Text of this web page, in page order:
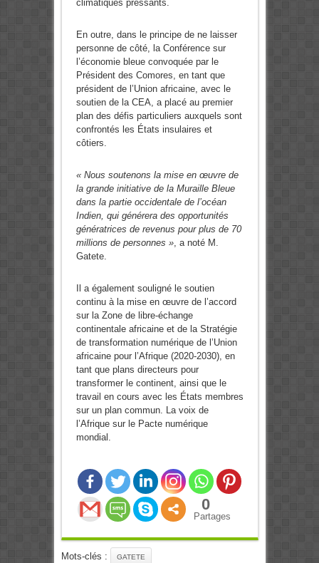
climatiques pressants.
En outre, dans le principe de ne laisser
personne de côté, la Conférence sur
l’économie bleue convoquée par le
Président des Comores, en tant que
président de l’Union africaine, avec le
soutien de la CEA, a placé au premier
plan des défis particuliers auxquels sont
confrontés les États insulaires et
côtiers.
« Nous soutenons la mise en œuvre de
la grande initiative de la Muraille Bleue
dans la partie occidentale de l’océan
Indien, qui générera des opportunités
génératrices de revenus pour plus de 70
millions de personnes », a noté M.
Gatete.
Il a également souligné le soutien
continu à la mise en œuvre de l’accord
sur la Zone de libre-échange
continentale africaine et de la Stratégie
de transformation numérique de l’Union
africaine pour l’Afrique (2020-2030), en
tant que plans directeurs pour
transformer le continent, ainsi que le
travail en cours avec les États membres
sur un plan commun. La voix de
l’Afrique sur le Pacte numérique
mondial.
0
Partages
Mots-clés : GATETE